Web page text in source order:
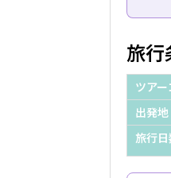
旅行
ツア
出発地
旅行